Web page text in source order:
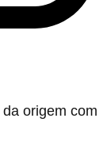
origem com